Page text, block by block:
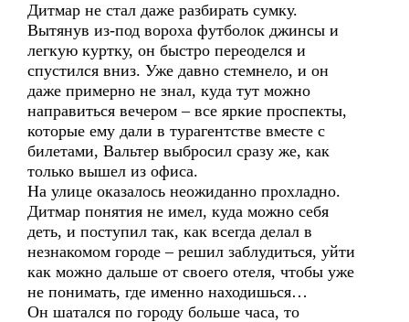
Дитмар не стал даже разбирать сумку.
Вытянув из-под вороха футболок джинсы и
легкую куртку, он быстро переоделся и
спустился вниз. Уже давно стемнело, и он
даже примерно не знал, куда тут можно
направиться вечером – все яркие проспекты,
которые ему дали в турагентстве вместе с
билетами, Вальтер выбросил сразу же, как
только вышел из офиса.
На улице оказалось неожиданно прохладно.
Дитмар понятия не имел, куда можно себя
деть, и поступил так, как всегда делал в
незнакомом городе – решил заблудиться, уйти
как можно дальше от своего отеля, чтобы уже
не понимать, где именно находишься…
Он шатался по городу больше часа, то